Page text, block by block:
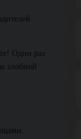
Один раз
злобной